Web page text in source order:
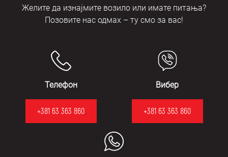
Желите да изнајмите возило или имате питања?
Позовите нас одмах – ту смо за вас!
Телефон
+381 63 363 860
Вибер
+381 63 363 860